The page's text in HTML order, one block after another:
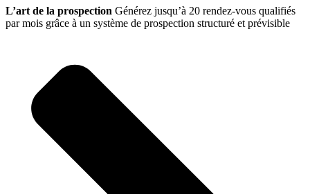
L’art de la prospection Générez jusqu’à 20 rendez-vous qualifiés
par mois grâce à un système de prospection structuré et prévisible